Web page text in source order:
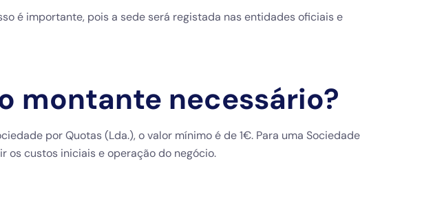
é importante, pois a sede será registada nas entidades oficiais e
montante necessário?
por Quotas (Lda.), o valor mínimo é de 1€. Para uma Sociedade
os custos iniciais e operação do negócio.